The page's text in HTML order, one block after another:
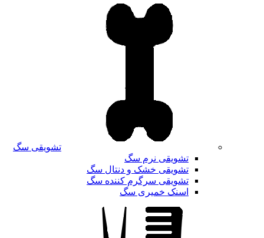
تشویقی سگ
تشویقی نرم سگ
تشویقی خشک و دنتال سگ
تشویقی سرگرم کننده سگ
اسنک خمیری سگ